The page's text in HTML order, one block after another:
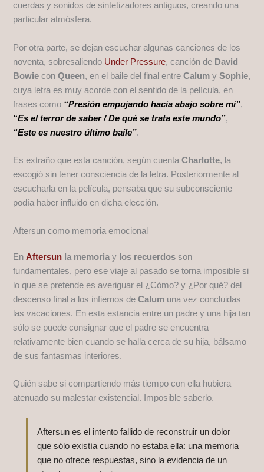
cuerdas y sonidos de sintetizadores antiguos, creando una
particular atmósfera.
Por otra parte, se dejan escuchar algunas canciones de los
noventa, sobresaliendo Under Pressure, canción de David
Bowie conQueen, en el baile del final entreCalum ySophie,
cuya letra es muy acorde con el sentido de la película, en
frases como “Presión empujando hacia abajo sobre mí”,
“Es el terror de saber / De qué se trata este mundo”,
“Este es nuestro último baile”.
Es extraño que esta canción, según cuentaCharlotte, la
escogió sin tener consciencia de la letra. Posteriormente al
escucharla en la película, pensaba que su subconsciente
podía haber influido en dicha elección.
Aftersun como memoria emocional
En Aftersun la memoria y los recuerdos son
fundamentales, pero ese viaje al pasado se torna imposible si
lo que se pretende es averiguar el ¿Cómo? y ¿Por qué? del
descenso final a los infiernos deCalum una vez concluidas
las vacaciones. En esta estancia entre un padre y una hija tan
sólo se puede consignar que el padre se encuentra
relativamente bien cuando se halla cerca de su hija, bálsamo
de sus fantasmas interiores.
Quién sabe si compartiendo más tiempo con ella hubiera
atenuado su malestar existencial. Imposible saberlo.
Aftersun es el intento fallido de reconstruir un dolor
que sólo existía cuando no estaba ella: una memoria
que no ofrece respuestas, sino la evidencia de un